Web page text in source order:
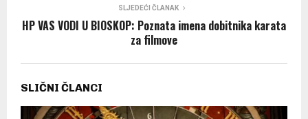
SLJEDEĆI ČLANAK
HP VAS VODI U BIOSKOP: Poznata imena dobitnika karata
za filmove
SLIČNI ČLANCI